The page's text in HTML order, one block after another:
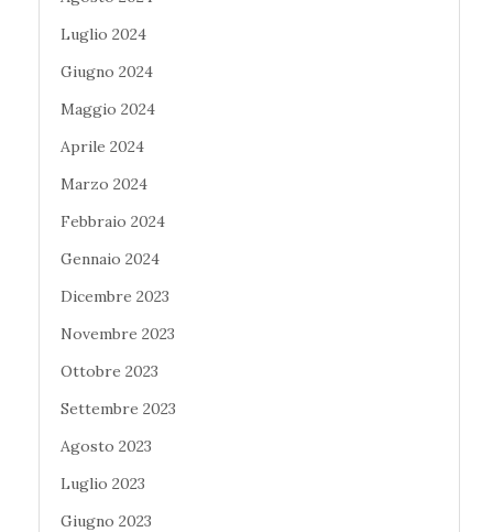
Luglio 2024
Giugno 2024
Maggio 2024
Aprile 2024
Marzo 2024
Febbraio 2024
Gennaio 2024
Dicembre 2023
Novembre 2023
Ottobre 2023
Settembre 2023
Agosto 2023
Luglio 2023
Giugno 2023